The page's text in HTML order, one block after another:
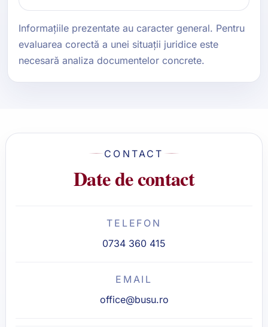
Informațiile prezentate au caracter general. Pentru
evaluarea corectă a unei situații juridice este
necesară analiza documentelor concrete.
CONTACT
Date de contact
TELEFON
0734 360 415
EMAIL
office@busu.ro